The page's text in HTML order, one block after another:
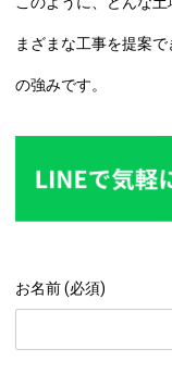
まざまな工事を提案
の強みです。
お名前 (必須)